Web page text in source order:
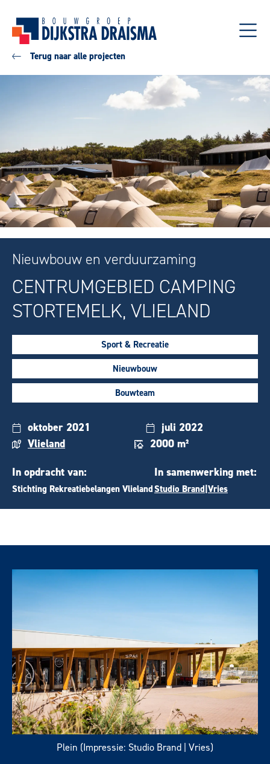
Terug naar alle projecten
Nieuwbouw en verduurzaming
CENTRUMGEBIED CAMPING
STORTEMELK, VLIELAND
Sport & Recreatie
Nieuwbouw
Bouwteam
oktober 2021
juli 2022
Vlieland
2000 m²
In opdracht van:
Stichting Rekreatiebelangen Vlieland
In samenwerking met:
Studio Brand|Vries
Plein (Impressie: Studio Brand | Vries)